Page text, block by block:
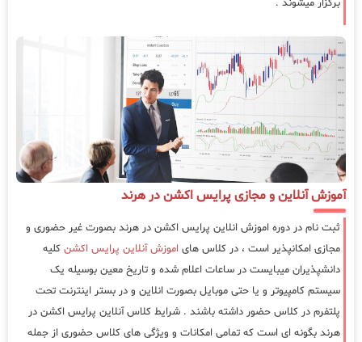
برگزار میشوند .
آموزش آنلاین و مجازی پرایس اکشن در هرند
ثبت نام در دوره اموزش انلاین پرایس اکشن در هرند بصورت غیر حضوری و
مجازی امکانپذیر است ، در کلاس های اموزش آنلاین پرایس اکشن کلیه
دانشپذیران میبایست در ساعات اعلام شده و تاریخ معین بوسیله یک
سیستم کامپیوتر و یا حتی موبایل بصورت انلاین و در بستر اینترنت تحت
پلتفرم در کلاس حضور داشته باشند . شرایط کلاس آنلاین پرایس اکشن در
هرند بگونه ای است که تمامی امکانات و ویژگی های کلاس حضوری از جمله